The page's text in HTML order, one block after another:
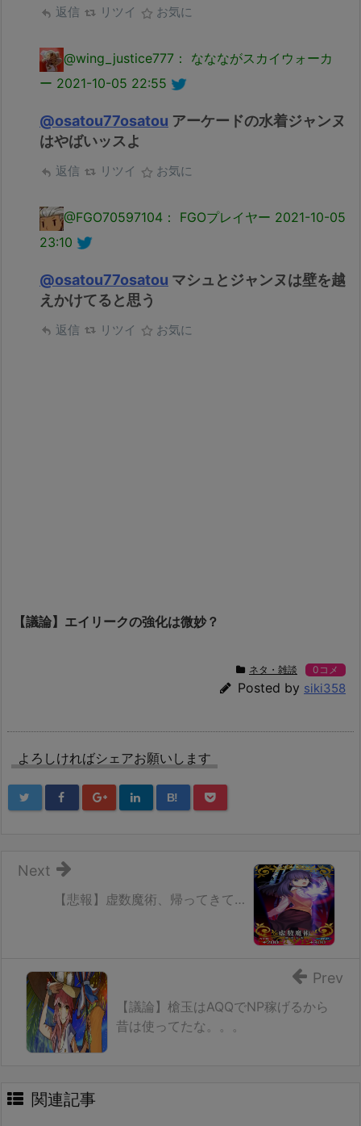
返信 リツイ お気に
@wing_justice777： ななながスカイウォーカ
ー 2021-10-05 22:55
@osatou77osatou アーケードの水着ジャンヌ
はやばいッスよ
返信 リツイ お気に
@FGO70597104： FGOプレイヤー 2021-10-05
23:10
@osatou77osatou マシュとジャンヌは壁を越
えかけてると思う
返信 リツイ お気に
【議論】エイリークの強化は微妙？
ネタ・雑談 0コメ
Posted by siki358
よろしければシェアお願いします
B!
【悲報】虚数魔術、帰ってきて…
Next
【議論】槍玉はAQQでNP稼げるから
昔は使ってたな。。。
Prev
関連記事